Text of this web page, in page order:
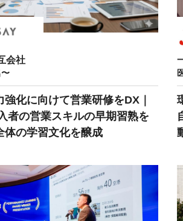
会社
化に向けて営業研修をDX｜
者の営業スキルの早期習熟を
体の学習文化を醸成